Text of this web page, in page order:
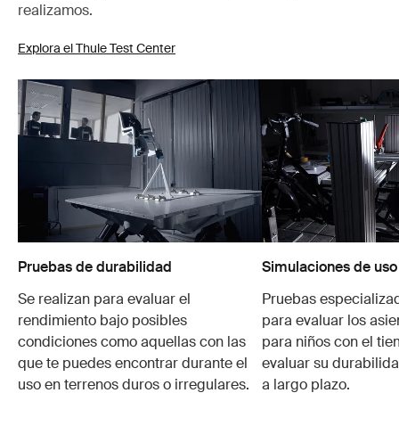
realizamos.
Explora el Thule Test Center
Pruebas de durabilidad
Se realizan para evaluar el
rendimiento bajo posibles
condiciones como aquellas con las
que te puedes encontrar durante el
uso en terrenos duros o irregulares.
Simulaciones de
Pruebas
para evaluar los
para niños con el
evaluar su
a largo plazo.